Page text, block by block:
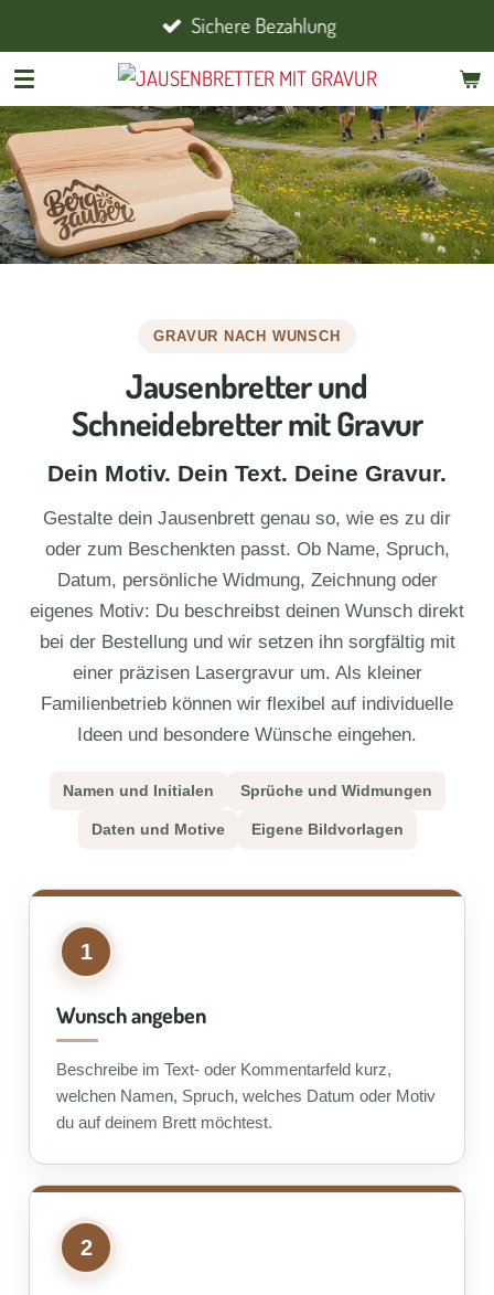
Hauptinhalt
springen
Sichere Bezahlung
GRAVUR NACH WUNSCH
Jausenbretter und
Schneidebretter mit Gravur
Dein Motiv. Dein Text. Deine Gravur.
Gestalte dein Jausenbrett genau so, wie es zu dir
oder zum Beschenkten passt. Ob Name, Spruch,
Datum, persönliche Widmung, Zeichnung oder
eigenes Motiv: Du beschreibst deinen Wunsch direkt
bei der Bestellung und wir setzen ihn sorgfältig mit
einer präzisen Lasergravur um. Als kleiner
Familienbetrieb können wir flexibel auf individuelle
Ideen und besondere Wünsche eingehen.
Namen und Initialen Sprüche und Widmungen
Daten und Motive Eigene Bildvorlagen
1
Wunsch angeben
Beschreibe im Text- oder Kommentarfeld kurz,
welchen Namen, Spruch, welches Datum oder Motiv
du auf deinem Brett möchtest.
2